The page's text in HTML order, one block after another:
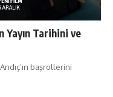
Yayın Tarihini ve
başrollerini